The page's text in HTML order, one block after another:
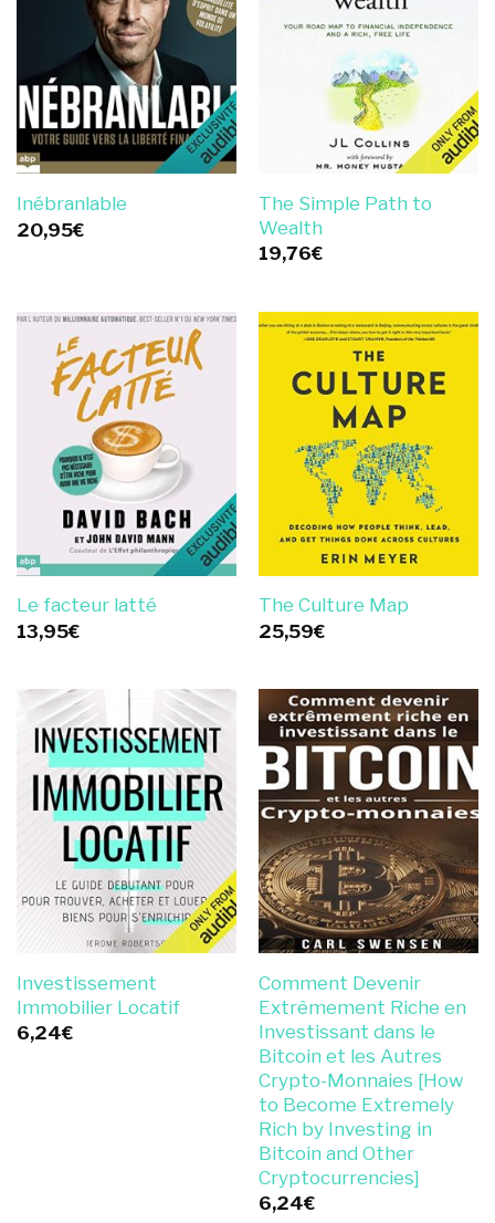
Inébranlable
20,95€
The Simple Path to
Wealth
19,76€
Le facteur latté
13,95€
The Culture Map
25,59€
Investissement
Immobilier Locatif
6,24€
Comment Devenir
Extrêmement Riche en
Investissant dans le
Bitcoin et les Autres
Crypto-Monnaies [How
to Become Extremely
Rich by Investing in
Bitcoin and Other
Cryptocurrencies]
6,24€